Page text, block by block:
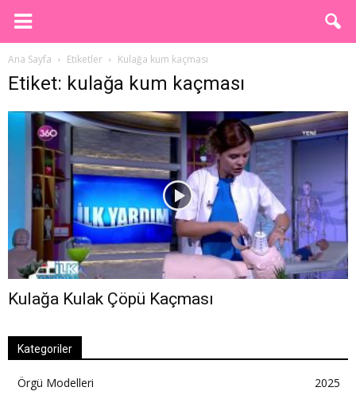
Ana Sayfa Etiketler Kulağa kum kaçması
Etiket: kulağa kum kaçması
Kulağa Kulak Çöpü Kaçması
Kategoriler
Örgü Modelleri
2025